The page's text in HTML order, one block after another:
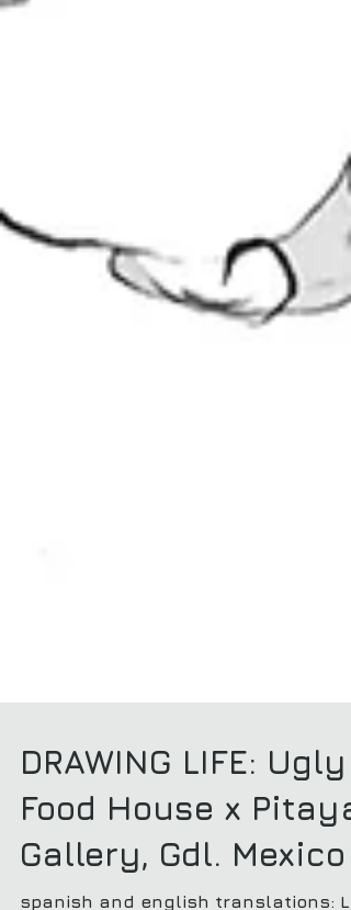
DRAWING LIFE: Ugly
Food House x Pitaya
Gallery, Gdl. Mexico